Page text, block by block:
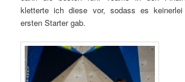
kletterte ich diese vor, sodass es
ersten Starter gab.